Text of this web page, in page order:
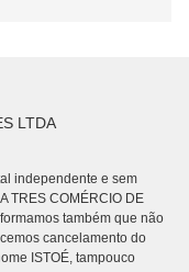
LTDA
independente e sem
TRES COMÉRCIO DE
também que não
cancelamento do
ISTOÉ, tampouco